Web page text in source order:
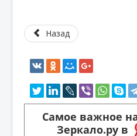
Назад
Самое важное
Зеркало.ру в